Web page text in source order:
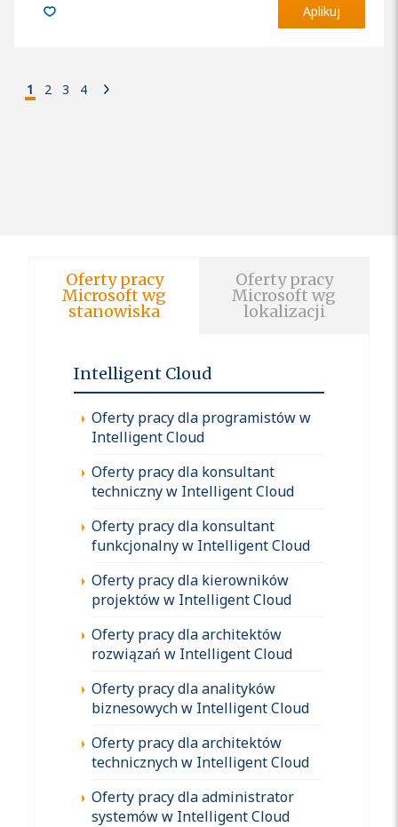
Aplikuj
1 2 3 4
Oferty pracy
Microsoft wg
stanowiska
Oferty pracy
Microsoft wg
lokalizacji
Intelligent Cloud
Oferty pracy dla programistów w
Intelligent Cloud
Oferty pracy dla konsultant
techniczny w Intelligent Cloud
Oferty pracy dla konsultant
funkcjonalny w Intelligent Cloud
Oferty pracy dla kierowników
projektów w Intelligent Cloud
Oferty pracy dla architektów
rozwiązań w Intelligent Cloud
Oferty pracy dla analityków
biznesowych w Intelligent Cloud
Oferty pracy dla architektów
technicznych w Intelligent Cloud
Oferty pracy dla administrator
systemów w Intelligent Cloud